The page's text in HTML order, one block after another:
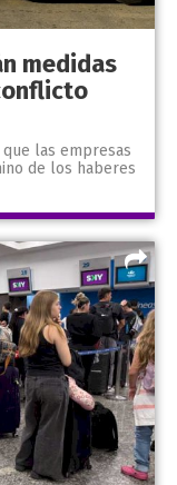
medidas
las empresas
de los haberes